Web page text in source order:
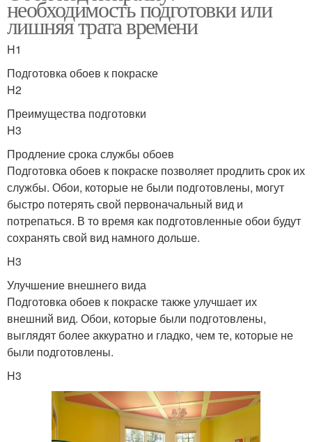
необходимость подготовки или
лишняя трата времени
H1
Подготовка обоев к покраске
H2
Преимущества подготовки
H3
Продление срока службы обоев
Подготовка обоев к покраске позволяет продлить срок их
службы. Обои, которые не были подготовлены, могут
быстро потерять свой первоначальный вид и
потрепаться. В то время как подготовленные обои будут
сохранять свой вид намного дольше.
H3
Улучшение внешнего вида
Подготовка обоев к покраске также улучшает их
внешний вид. Обои, которые были подготовлены,
выглядят более аккуратно и гладко, чем те, которые не
были подготовлены.
H3